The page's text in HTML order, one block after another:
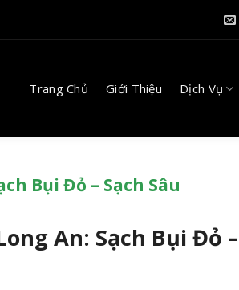
Trang Chủ Giới Thiệu Dịch Vụ
Bụi Đỏ – Sạch Sâu
An: Sạch Bụi Đỏ –